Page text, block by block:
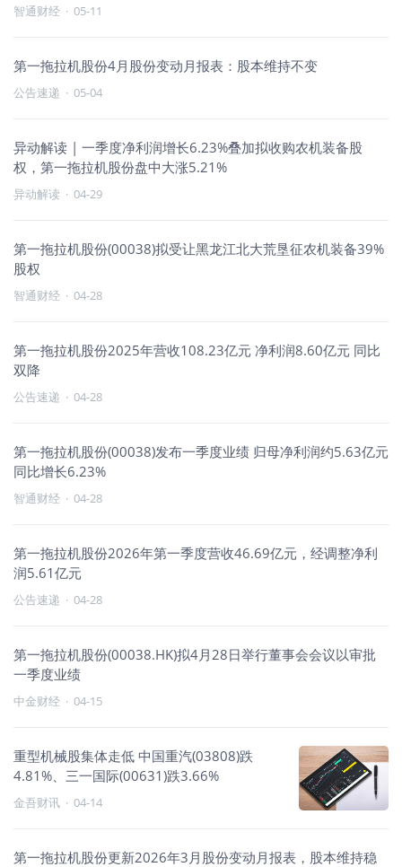
智通财经 · 05-11
第一拖拉机股份4月股份变动月报表：股本维持不变
公告速递 · 05-04
异动解读 | 一季度净利润增长6.23%叠加拟收购农机装备股
权，第一拖拉机股份盘中大涨5.21%
异动解读 · 04-29
第一拖拉机股份(00038)拟受让黑龙江北大荒垦征农机装备39%
股权
智通财经 · 04-28
第一拖拉机股份2025年营收108.23亿元 净利润8.60亿元 同比
双降
公告速递 · 04-28
第一拖拉机股份(00038)发布一季度业绩 归母净利润约5.63亿元
同比增长6.23%
智通财经 · 04-28
第一拖拉机股份2026年第一季度营收46.69亿元，经调整净利
润5.61亿元
公告速递 · 04-28
第一拖拉机股份(00038.HK)拟4月28日举行董事会会议以审批
一季度业绩
中金财经 · 04-15
重型机械股集体走低 中国重汽(03808)跌
4.81%、三一国际(00631)跌3.66%
金吾财讯 · 04-14
第一拖拉机股份更新2026年3月股份变动月报表，股本维持稳